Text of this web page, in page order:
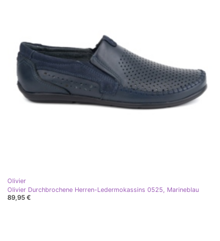
Olivier
Olivier Durchbrochene Herren-Ledermokassins 0525, Marineblau
89,95 €